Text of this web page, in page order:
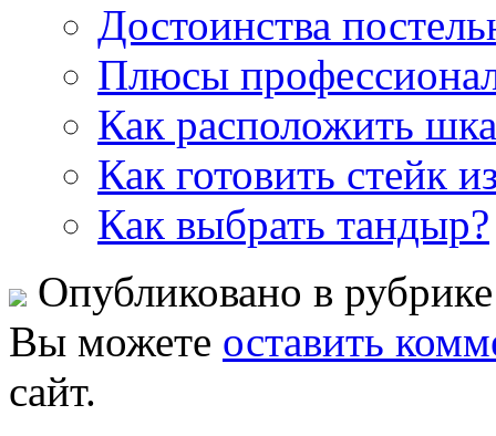
Достоинства
Плюсы
Как расположить
Как готовить стейк
Как выбрать тандыр?
Опубликовано в
Вы можете оставить
сайт.